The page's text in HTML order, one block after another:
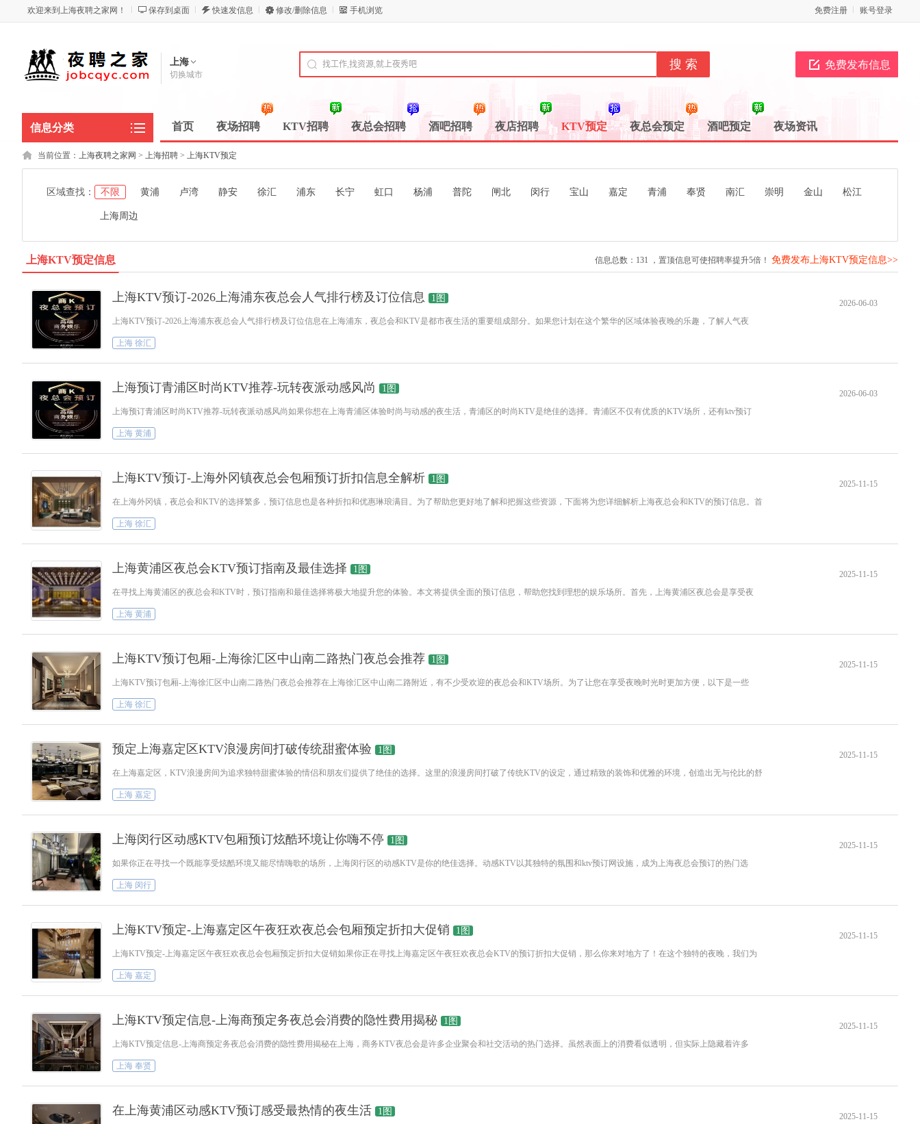
欢迎来到上海夜聘之家网！ 保存到桌面 快速发信息 修改/删除信息 手机浏览 账号登录
免费注册
上海
切换城市
免费发布信息
信息分类 首页 夜场招聘 KTV招聘 夜总会招聘 酒吧招聘 夜店招聘 KTV预定 夜总会预定 酒吧预定 夜场资讯
当前位置： 上海夜聘之家网 > 上海招聘 > 上海KTV预定
区域查找： 不限 黄浦 卢湾 静安 徐汇 浦东 长宁 虹口 杨浦 普陀 闸北 闵行 宝山 嘉定 青浦 奉贤 南汇 崇明 金山 松江
上海周边
上海KTV预定信息 信息总数： 131 ，置顶信息可使招聘率提升5倍！ 免费发布上海KTV预定信息>>
2026-06-03
上海KTV预订-2026上海浦东夜总会人气排行榜及订位信息 1图
上海KTV预订-2026上海浦东夜总会人气排行榜及订位信息在上海浦东，夜总会和KTV是都市夜生活的重要组成部分。如果您计划在这个繁华的区域体验夜晚的乐趣，了解人气夜
上海 徐汇
2026-06-03
上海预订青浦区时尚KTV推荐-玩转夜派动感风尚 1图
上海预订青浦区时尚KTV推荐-玩转夜派动感风尚如果你想在上海青浦区体验时尚与动感的夜生活，青浦区的时尚KTV是绝佳的选择。青浦区不仅有优质的KTV场所，还有ktv预订
上海 黄浦
2025-11-15
上海KTV预订-上海外冈镇夜总会包厢预订折扣信息全解析 1图
在上海外冈镇，夜总会和KTV的选择繁多，预订信息也是各种折扣和优惠琳琅满目。为了帮助您更好地了解和把握这些资源，下面将为您详细解析上海夜总会和KTV的预订信息。首
上海 徐汇
2025-11-15
上海黄浦区夜总会KTV预订指南及最佳选择 1图
在寻找上海黄浦区的夜总会和KTV时，预订指南和最佳选择将极大地提升您的体验。本文将提供全面的预订信息，帮助您找到理想的娱乐场所。首先，上海黄浦区夜总会是享受夜
上海 黄浦
2025-11-15
上海KTV预订包厢-上海徐汇区中山南二路热门夜总会推荐 1图
上海KTV预订包厢-上海徐汇区中山南二路热门夜总会推荐在上海徐汇区中山南二路附近，有不少受欢迎的夜总会和KTV场所。为了让您在享受夜晚时光时更加方便，以下是一些
上海 徐汇
2025-11-15
预定上海嘉定区KTV浪漫房间打破传统甜蜜体验 1图
在上海嘉定区，KTV浪漫房间为追求独特甜蜜体验的情侣和朋友们提供了绝佳的选择。这里的浪漫房间打破了传统KTV的设定，通过精致的装饰和优雅的环境，创造出无与伦比的舒
上海 嘉定
2025-11-15
上海闵行区动感KTV包厢预订炫酷环境让你嗨不停 1图
如果你正在寻找一个既能享受炫酷环境又能尽情嗨歌的场所，上海闵行区的动感KTV是你的绝佳选择。动感KTV以其独特的氛围和ktv预订网设施，成为上海夜总会预订的热门选
上海 闵行
2025-11-15
上海KTV预定-上海嘉定区午夜狂欢夜总会包厢预定折扣大促销 1图
上海KTV预定-上海嘉定区午夜狂欢夜总会包厢预定折扣大促销如果你正在寻找上海嘉定区午夜狂欢夜总会KTV的预订折扣大促销，那么你来对地方了！在这个独特的夜晚，我们为
上海 嘉定
2025-11-15
上海KTV预定信息-上海商预定务夜总会消费的隐性费用揭秘 1图
上海KTV预定信息-上海商预定务夜总会消费的隐性费用揭秘在上海，商务KTV夜总会是许多企业聚会和社交活动的热门选择。虽然表面上的消费看似透明，但实际上隐藏着许多
上海 奉贤
2025-11-15
在上海黄浦区动感KTV预订感受最热情的夜生活 1图